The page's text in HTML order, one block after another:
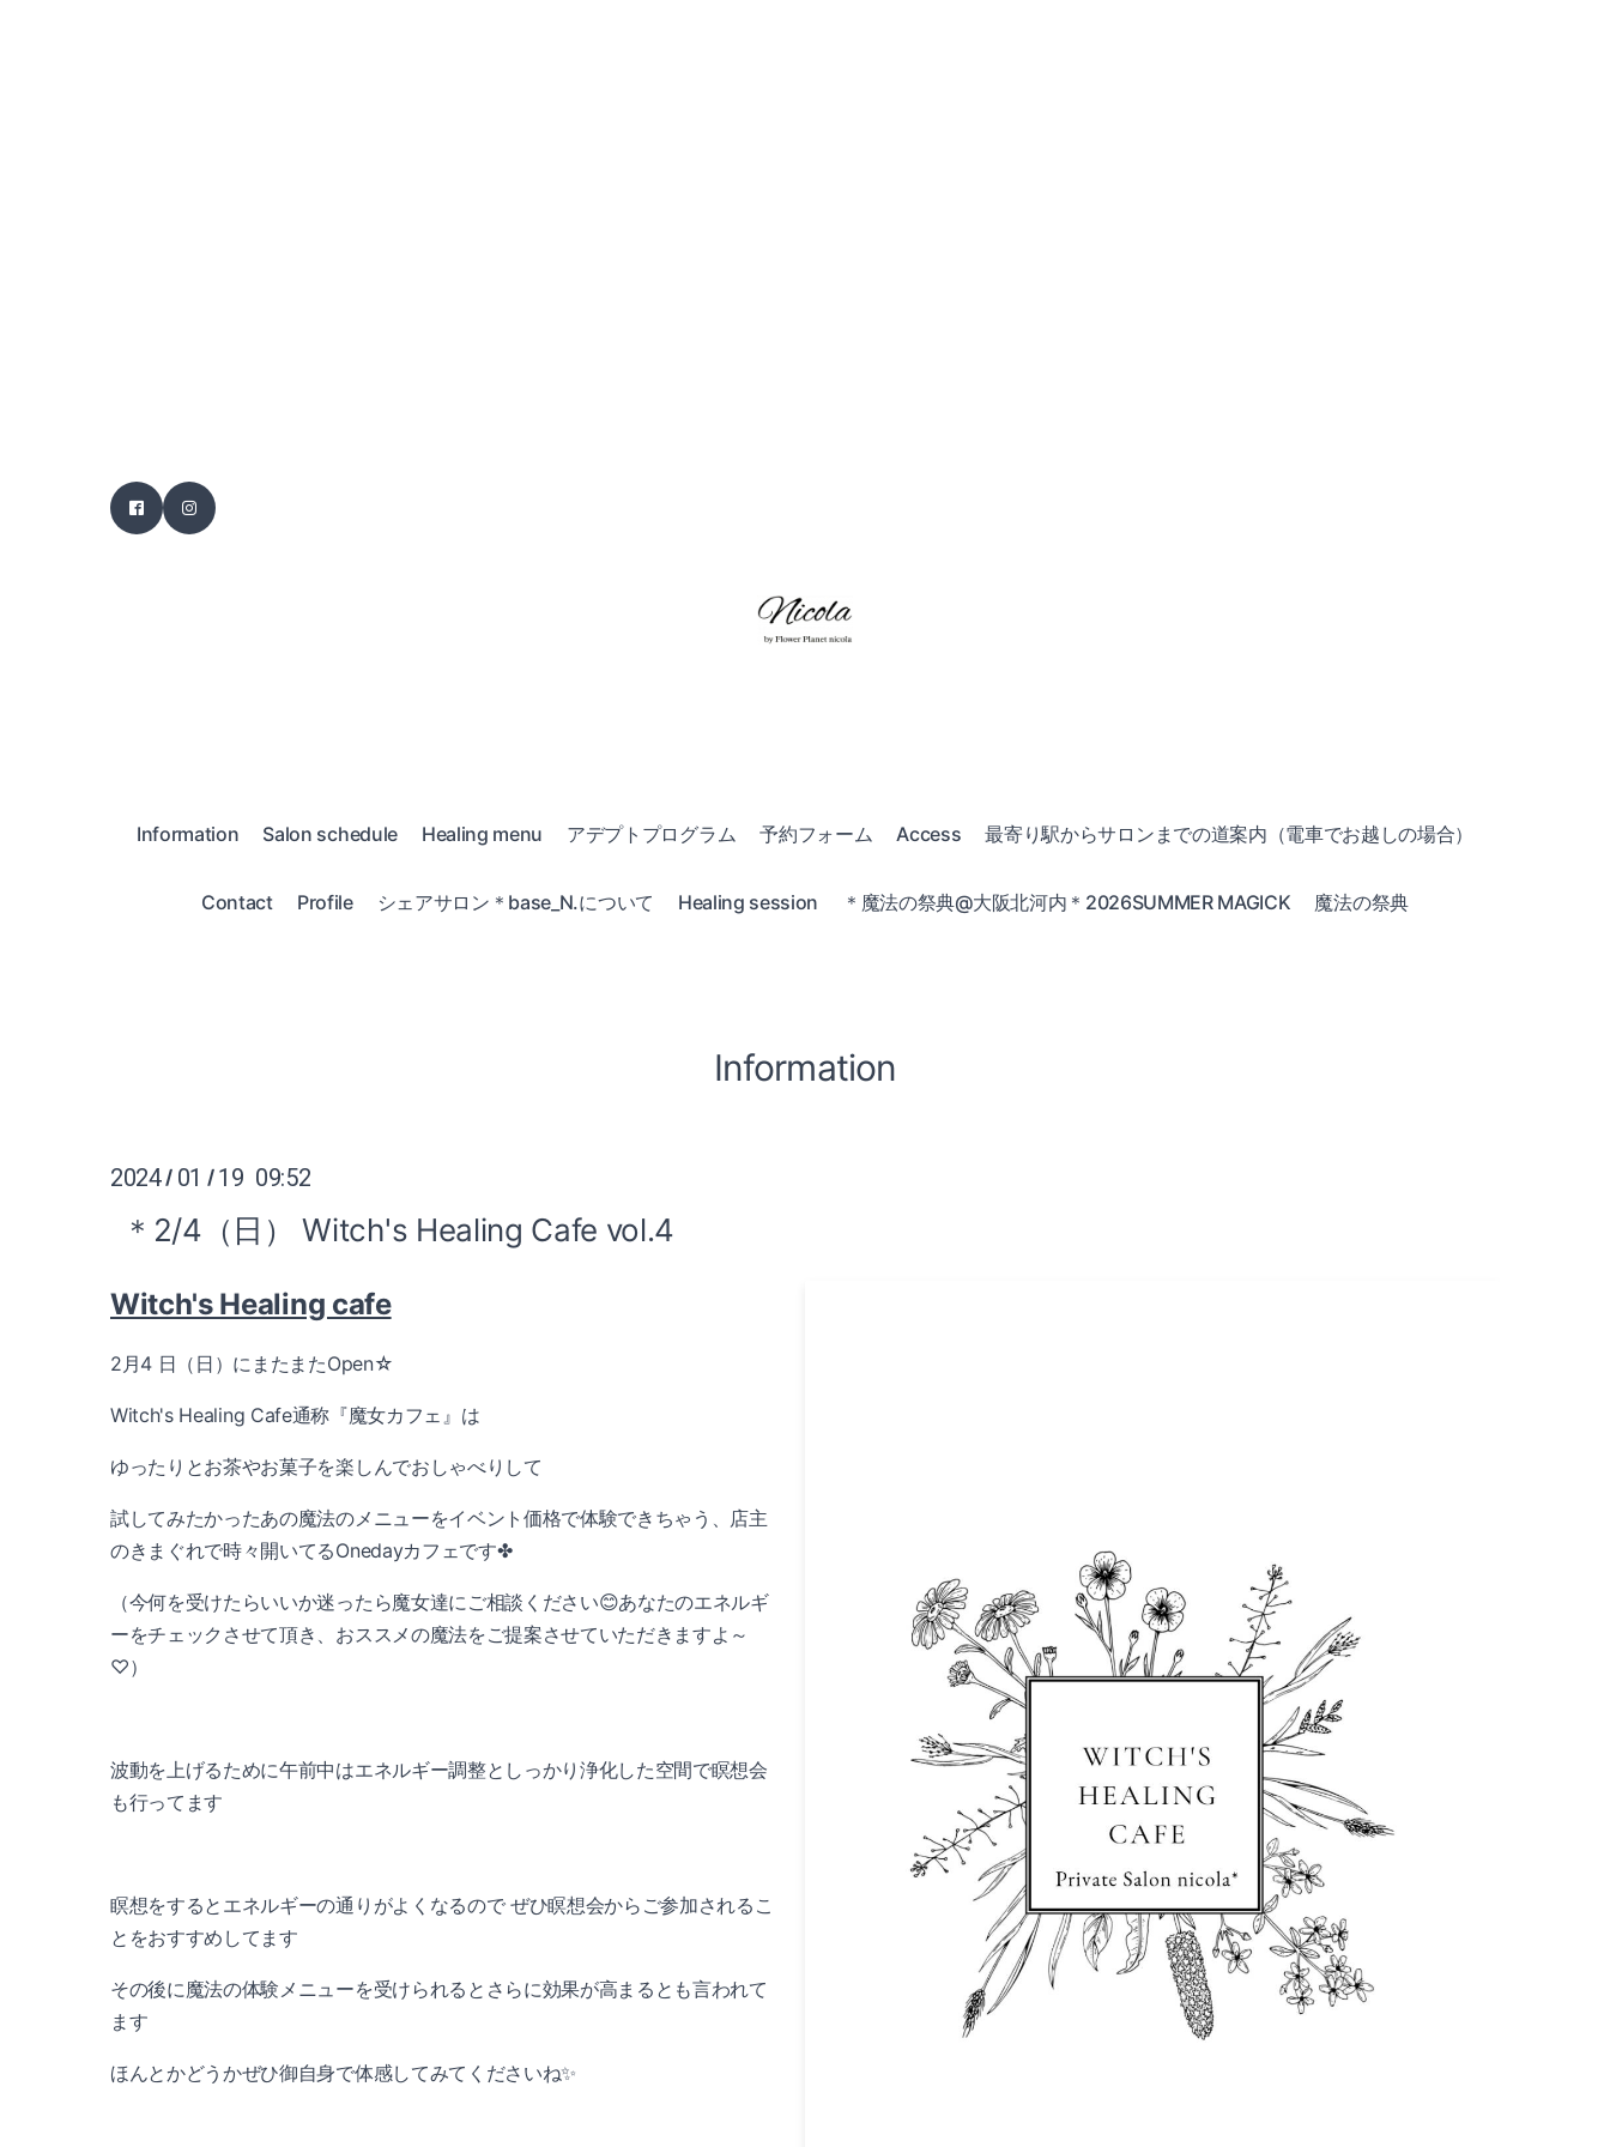
Information Salon schedule Healing menu アデプトプログラム 予約フォーム Access 最寄り駅からサロンまでの道案内（電車でお越しの場合）
Contact Profile シェアサロン＊base_N.について Healing session ＊魔法の祭典@大阪北河内＊2026SUMMER MAGICK 魔法の祭典
Information
2024/ 01 / 19 09:52
＊2/4（日） Witch's Healing Cafe vol.4
Witch's Healing cafe
2月4 日（日）にまたまたOpen☆
Witch's Healing Cafe通称『魔女カフェ』は
ゆったりとお茶やお菓子を楽しんでおしゃべりして
試してみたかったあの魔法のメニューをイベント価格で体験できちゃう、店主
のきまぐれで時々開いてるOnedayカフェです✤
（今何を受けたらいいか迷ったら魔女達にご相談ください😊あなたのエネルギ
ーをチェックさせて頂き、おススメの魔法をご提案させていただきますよ～
♡）
波動を上げるために午前中はエネルギー調整としっかり浄化した空間で瞑想会
も行ってます
瞑想をするとエネルギーの通りがよくなるので ぜひ瞑想会からご参加されるこ
とをおすすめしてます
その後に魔法の体験メニューを受けられるとさらに効果が高まるとも言われて
ます
ほんとかどうかぜひ御自身で体感してみてくださいね✨